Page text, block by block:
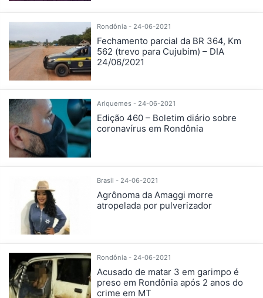
Rondônia - 24-06-2021
Fechamento parcial da BR 364, Km
562 (trevo para Cujubim) – DIA
24/06/2021
Ariquemes - 24-06-2021
Edição 460 – Boletim diário sobre
coronavírus em Rondônia
Brasil - 24-06-2021
Agrônoma da Amaggi morre
atropelada por pulverizador
Rondônia - 24-06-2021
Acusado de matar 3 em garimpo é
preso em Rondônia após 2 anos do
crime em MT